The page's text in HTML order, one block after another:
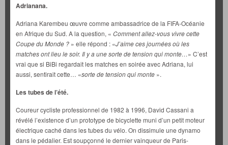
Adrianana.
Adriana Karembeu œuvre comme ambassadrice de la FIFA-Océanie
en Afrique du Sud. A la question, « Comment allez-vous vivre cette
Coupe du Monde ? » elle répond : «J’aime ces journées où les
matches ont lieu le soir. Il y a une sorte de tension qui monte…» C’est
vrai que si BiBi regardait les matches en soirée avec Adriana, lui
aussi, sentirait cette… «sorte de tension qui monte ».
Les tubes de l’été.
Coureur cycliste professionnel de 1982 à 1996, David Cassani a
révélé l’existence d’un prototype de bicyclette muni d’un petit moteur
électrique caché dans les tubes du vélo. On dissimule une dynamo
dans le pédalier. Est soupçonné le dernier vainqueur de Paris-